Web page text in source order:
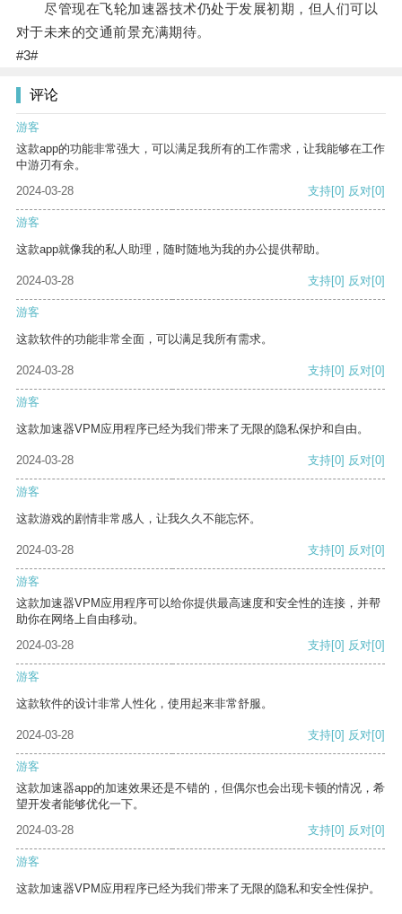
尽管现在飞轮加速器技术仍处于发展初期，但人们可以
对于未来的交通前景充满期待。
#3#
评论
游客
这款app的功能非常强大，可以满足我所有的工作需求，让我能够在工作
中游刃有余。
2024-03-28
支持[0] 反对[0]
游客
这款app就像我的私人助理，随时随地为我的办公提供帮助。
2024-03-28 支持[0] 反对[0]
游客
这款软件的功能非常全面，可以满足我所有需求。
2024-03-28 支持[0] 反对[0]
游客
这款加速器VPM应用程序已经为我们带来了无限的隐私保护和自由。
2024-03-28 支持[0] 反对[0]
游客
这款游戏的剧情非常感人，让我久久不能忘怀。
2024-03-28 支持[0] 反对[0]
游客
这款加速器VPM应用程序可以给你提供最高速度和安全性的连接，并帮
助你在网络上自由移动。
2024-03-28
支持[0] 反对[0]
游客
这款软件的设计非常人性化，使用起来非常舒服。
2024-03-28 支持[0] 反对[0]
游客
这款加速器app的加速效果还是不错的，但偶尔也会出现卡顿的情况，希
望开发者能够优化一下。
2024-03-28
支持[0] 反对[0]
游客
这款加速器VPM应用程序已经为我们带来了无限的隐私和安全性保护。